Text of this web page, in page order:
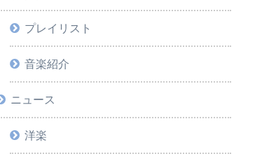
プレイリスト
音楽紹介
ニュース
洋楽